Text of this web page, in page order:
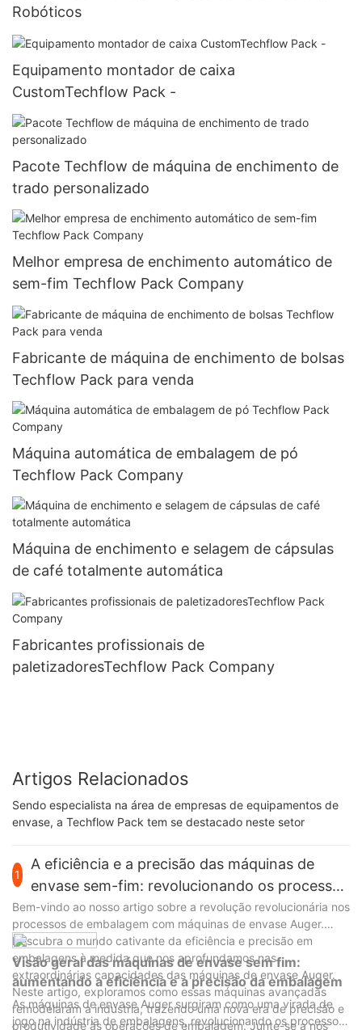
Robóticos
Equipamento montador de caixa
CustomTechflow Pack -
Pacote Techflow de máquina de enchimento de
trado personalizado
Melhor empresa de enchimento automático de
sem-fim Techflow Pack Company
Fabricante de máquina de enchimento de bolsas
Techflow Pack para venda
Máquina automática de embalagem de pó
Techflow Pack Company
Máquina de enchimento e selagem de cápsulas
de café totalmente automática
Fabricantes profissionais de
paletizadoresTechflow Pack Company
Artigos Relacionados
Sendo especialista na área de empresas de equipamentos de
envase, a Techflow Pack tem se destacado neste setor
1
A eficiência e a precisão das máquinas de
envase sem-fim: revolucionando os processos
de embalagem
Bem-vindo ao nosso artigo sobre a revolução revolucionária nos
processos de embalagem com máquinas de envase Auger.
Descubra o mundo cativante da eficiência e precisão em
embalagens à medida que nos aprofundamos nas
extraordinárias capacidades das máquinas de envase Auger.
Neste artigo, exploramos como essas máquinas avançadas
remodelaram a indústria, trazendo uma nova era de precisão e
produtividade às operações de embalagem. Junte-se a nós
Visão geral das máquinas de envase sem fim:
aumentando a eficiência e a precisão da embalagem
As máquinas de envase Auger surgiram como uma virada de
jogo na indústria de embalagens, revolucionando os processos